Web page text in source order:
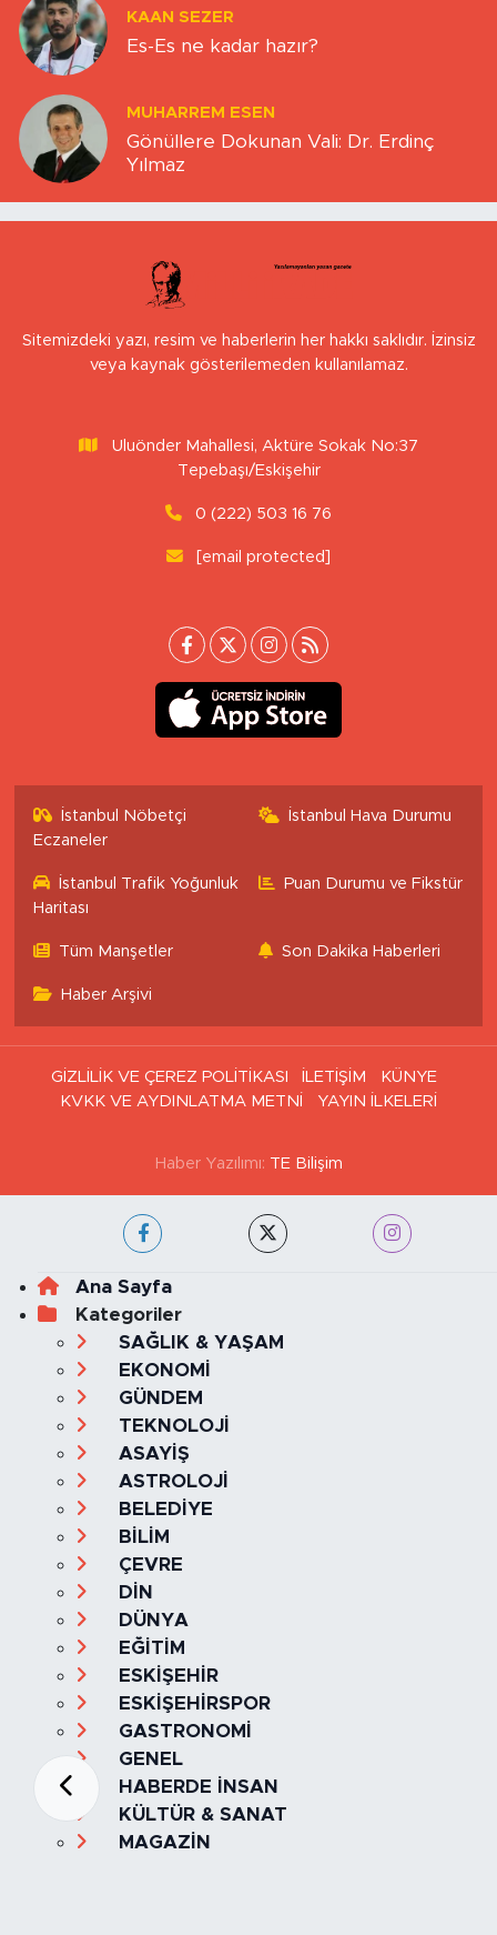
KAAN SEZER
Es-Es ne kadar hazır?
MUHARREM ESEN
Gönüllere Dokunan Vali: Dr. Erdinç
Yılmaz
Sitemizdeki yazı, resim ve haberlerin her hakkı saklıdır. İzinsiz
veya kaynak gösterilemeden kullanılamaz.
Uluönder Mahallesi, Aktüre Sokak No:37
Tepebaşı/Eskişehir
0 (222) 503 16 76
[email protected]
İstanbul Nöbetçi
Eczaneler
İstanbul Hava Durumu
İstanbul Trafik Yoğunluk
Haritası
Puan Durumu ve Fikstür
Tüm Manşetler Son Dakika Haberleri
Haber Arşivi
GİZLİLİK VE ÇEREZ POLİTİKASI İLETİŞİM
KÜNYE
KVKK VE AYDINLATMA METNİ
YAYIN İLKELERİ
Haber Yazılımı: TE Bilişim
Ana Sayfa
Kategoriler
SAĞLIK & YAŞAM
EKONOMİ
GÜNDEM
TEKNOLOJİ
ASAYİŞ
ASTROLOJİ
BELEDİYE
BİLİM
ÇEVRE
DİN
DÜNYA
EĞİTİM
ESKİŞEHİR
ESKİŞEHİRSPOR
GASTRONOMİ
GENEL
HABERDE İNSAN
KÜLTÜR & SANAT
MAGAZİN